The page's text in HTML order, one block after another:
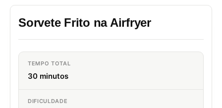
Sorvete Frito na Airfryer
TEMPO TOTAL
30 minutos
DIFICULDADE